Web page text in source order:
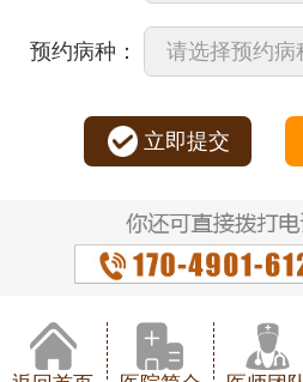
预约病种：
立即提交